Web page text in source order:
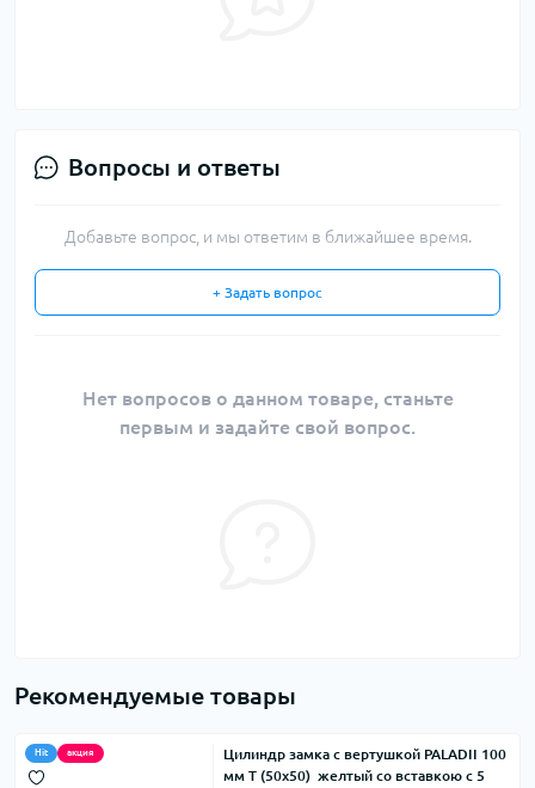
Вопросы и ответы
Добавьте вопрос, и мы ответим в ближайшее время.
+ Задать вопрос
Нет вопросов о данном товаре, станьте
первым и задайте свой вопрос.
Рекомендуемые товары
Hit акция
Цилиндр замка с вертушкой PALADII 100
мм Т (50x50) желтый со вставкою с 5